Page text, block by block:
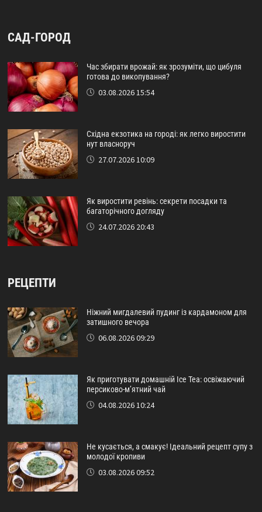
САД-ГОРОД
Час збирати врожай: як зрозуміти, що цибуля
готова до викопування?
03.08.2026 15:54
Східна екзотика на городі: як легко виростити
нут власноруч
27.07.2026 10:09
Як виростити ревінь: секрети посадки та
багаторічного догляду
24.07.2026 20:43
РЕЦЕПТИ
Ніжний мигдалевий пудинг із кардамоном для
затишного вечора
06.08.2026 09:29
Як приготувати домашній Ice Tea: освіжаючий
персиково-м’ятний чай
04.08.2026 10:24
Не кусається, а смакує! Ідеальний рецепт супу з
молодої кропиви
03.08.2026 09:52